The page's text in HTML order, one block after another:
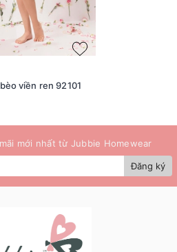
viền ren 92101
mới nhất từ Jubbie Homewear
Đăng ký